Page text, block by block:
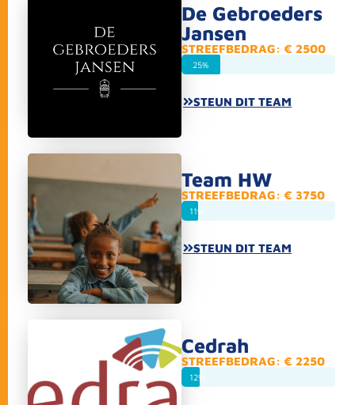
De Gebroeders
Jansen
STREEFBEDRAG: € 2500
25%
STEUN DIT TEAM
Team HW
STREEFBEDRAG: € 3750
11%
STEUN DIT TEAM
Cedrah
STREEFBEDRAG: € 2250
12%